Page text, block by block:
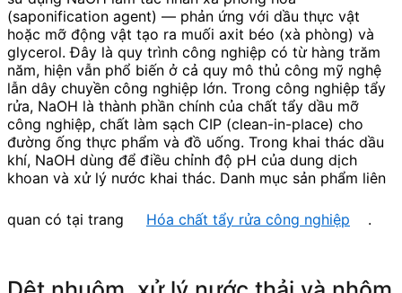
(saponification agent) — phản ứng với dầu thực vật
hoặc mỡ động vật tạo ra muối axit béo (xà phòng) và
glycerol. Đây là quy trình công nghiệp có từ hàng trăm
năm, hiện vẫn phổ biến ở cả quy mô thủ công mỹ nghệ
lẫn dây chuyền công nghiệp lớn. Trong công nghiệp tẩy
rửa, NaOH là thành phần chính của chất tẩy dầu mỡ
công nghiệp, chất làm sạch CIP (clean-in-place) cho
đường ống thực phẩm và đồ uống. Trong khai thác dầu
khí, NaOH dùng để điều chỉnh độ pH của dung dịch
khoan và xử lý nước khai thác. Danh mục sản phẩm liên
quan có tại trang Hóa chất tẩy rửa công nghiệp .